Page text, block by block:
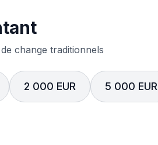
change traditionnels
2 000 EUR 5 000 EUR